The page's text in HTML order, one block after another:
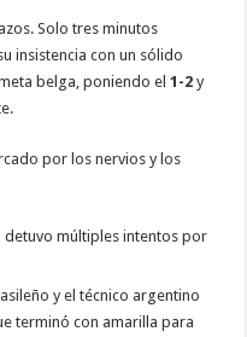
Solo tres minutos
insistencia con un sólido
belga, poniendo el1-2 y
por los nervios y los
detuvo múltiples intentos por
y el técnico argentino
terminó con amarilla para